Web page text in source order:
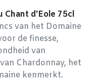
Chant d'Eole 75cl
van het Domaine
de finesse,
van
Chardonnay, het
kenmerkt.